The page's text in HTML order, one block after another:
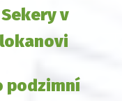
v
podzimní